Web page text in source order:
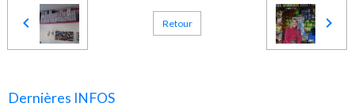
Retour
Dernières INFOS